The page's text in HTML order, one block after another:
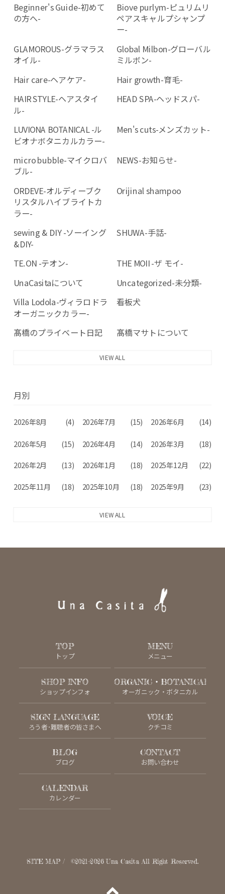
Beginner's Guide-初めて
の方へ-
Biove purlym-ピュリムリ
ペアスキャルプシャンプ
ー-
GLAMOROUS-グラマラス
オイル-
Global Milbon-グローバル
ミルボン-
Hair care-ヘアケア-
Hair growth-育毛-
HAIR STYLE-ヘアスタイ
ル-
HEAD SPA-ヘッドスパ-
LUVIONA BOTANICAL -ル
ビオナボタニカルカラー-
Men's cuts-メンズカット-
micro bubble-マイクロバ
ブル-
NEWS-お知らせ-
ORDEVE-オルディーブク
リスタルハイブライトカ
ラー-
Orijinal shampoo
sewing & DIY -ソーイング
&DIY-
SHUWA-手話-
TE.ON -テオン-
THE MOII -ザ モイ-
UnaCasitaについて
Uncategorized-未分類-
Villa Lodola-ヴィラロドラ
オーガニックカラー-
看板犬
髙橋のプライベート日記 髙橋マサトについて
VIEW ALL
月別
2026年8月 (4) 2026年7月 (15) 2026年6月 (14)
2026年5月 (15) 2026年4月 (14) 2026年3月 (18)
2026年2月 (13) 2026年1月 (18) 2025年12月 (22)
2025年11月 (18) 2025年10月 (18) 2025年9月 (23)
VIEW ALL
TOP
トップ
MENU
メニュー
SHOP INFO
ショップインフォ
ORGANIC・BOTANICAL
オーガニック・ボタニカル
SIGN LANGUAGE
ろう者･難聴者の皆さまへ
VOICE
クチコミ
BLOG
ブログ
CONTACT
お問い合わせ
CALENDAR
カレンダー
SITE MAP ©2021-2026Una Casita All Right Reserved.